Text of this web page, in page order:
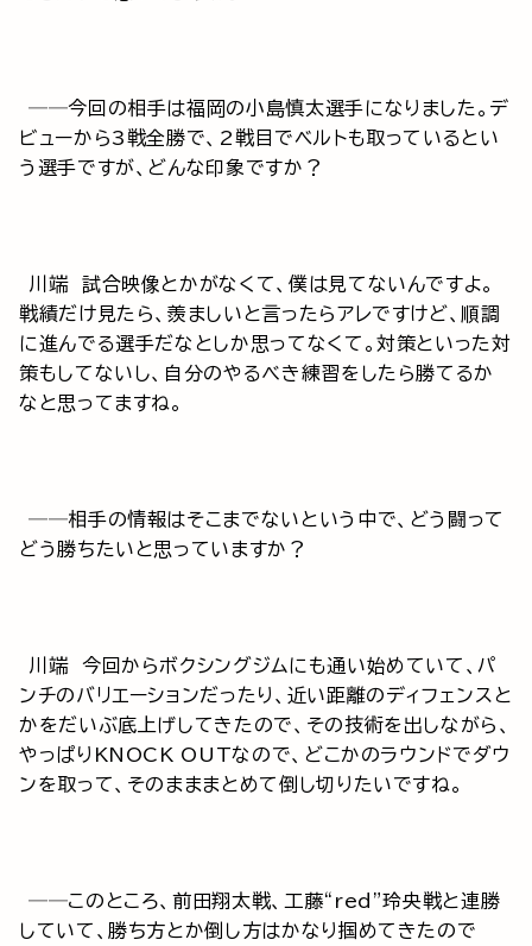
──今回の相手は福岡の小島慎太選手になりました。デ
ビューから3戦全勝で、2戦目でベルトも取っているとい
う選手ですが、どんな印象ですか？
川端 試合映像とかがなくて、僕は見てないんですよ。
戦績だけ見たら、羨ましいと言ったらアレですけど、順調
に進んでる選手だなとしか思ってなくて。対策といった対
策もしてないし、自分のやるべき練習をしたら勝てるか
なと思ってますね。
──相手の情報はそこまでないという中で、どう闘って
どう勝ちたいと思っていますか？
川端 今回からボクシングジムにも通い始めていて、パ
ンチのバリエーションだったり、近い距離のディフェンスと
かをだいぶ底上げしてきたので、その技術を出しながら、
やっぱりKNOCK OUTなので、どこかのラウンドでダウ
ンを取って、そのまままとめて倒し切りたいですね。
──このところ、前田翔太戦、工藤“red”玲央戦と連勝
していて、勝ち方とか倒し方はかなり掴めてきたので